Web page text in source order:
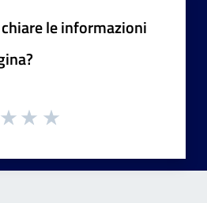
le informazioni